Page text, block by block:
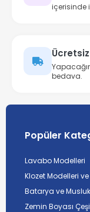
içerisinde
bedava.
Popüler
Lavabo Modelleri
Klozet Modelleri ve
Batarya ve
Zemin Boyası